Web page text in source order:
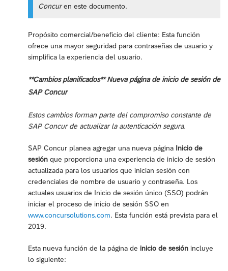
Concuren este documento.
Propósito comercial/beneficio del cliente: Esta función
ofrece una mayor seguridad para contraseñas de usuario y
simplifica la experiencia del usuario.
**Cambios planificados** Nueva página de inicio de sesión de
SAP Concur
Estos cambios forman parte del compromiso constante de
SAP Concur de actualizar la autenticación segura.
SAP Concur planea agregar una nueva página Inicio de
sesión que proporciona una experiencia de inicio de sesión
actualizada para los usuarios que inician sesión con
credenciales de nombre de usuario y contraseña. Los
actuales usuarios de Inicio de sesión único (SSO) podrán
iniciar el proceso de inicio de sesión SSO en
www.concursolutions.com. Esta función está prevista para el
2019.
Esta nueva función de la página de inicio de sesión incluye
lo siguiente: